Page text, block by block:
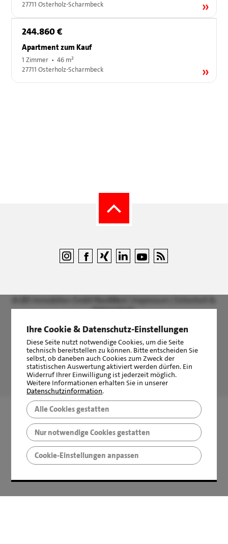
27711 Osterholz-Scharmbeck
244.860 €
Apartment zum Kauf
1 Zimmer • 46 m²
27711 Osterholz-Scharmbeck
Datenschutz
LBS Immobilien GmbH NordWest hat4,87von5Sternen
|2510Bewertungen auf ProvenExpert.com
Ihre Cookie & Datenschutz-Einstellungen
Diese Seite nutzt notwendige Cookies, um die Seite
technisch bereitstellen zu können. Bitte entscheiden Sie
selbst, ob daneben auch Cookies zum Zweck der
statistischen Auswertung aktiviert werden dürfen. Ein
Widerruf Ihrer Einwilligung ist jederzeit möglich.
Weitere Informationen erhalten Sie in unserer
Datenschutzinformation.
Alle Cookies gestatten
Nur notwendige Cookies gestatten
Cookie-Einstellungen anpassen